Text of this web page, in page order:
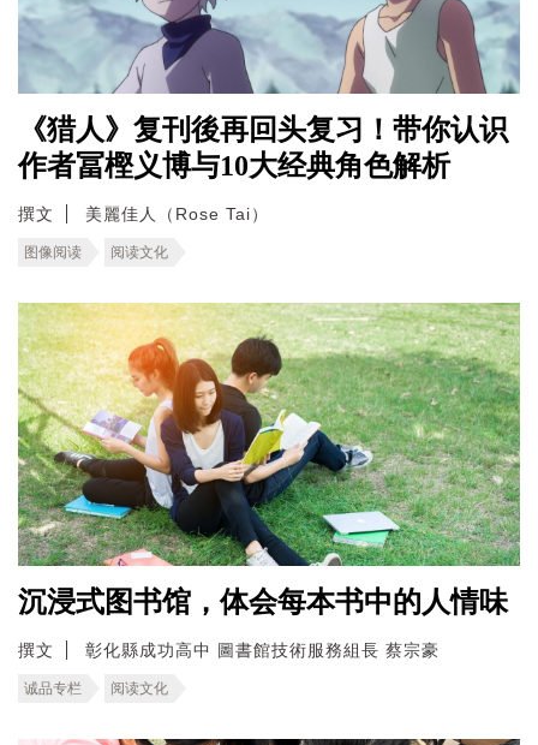
《猎人》复刊後再回头复习！带你认识
作者冨樫义博与10大经典角色解析
撰文 美麗佳人（Rose Tai）
图像阅读 阅读文化
沉浸式图书馆，体会每本书中的人情味
撰文 彰化縣成功高中 圖書館技術服務組長 蔡宗豪
诚品专栏 阅读文化